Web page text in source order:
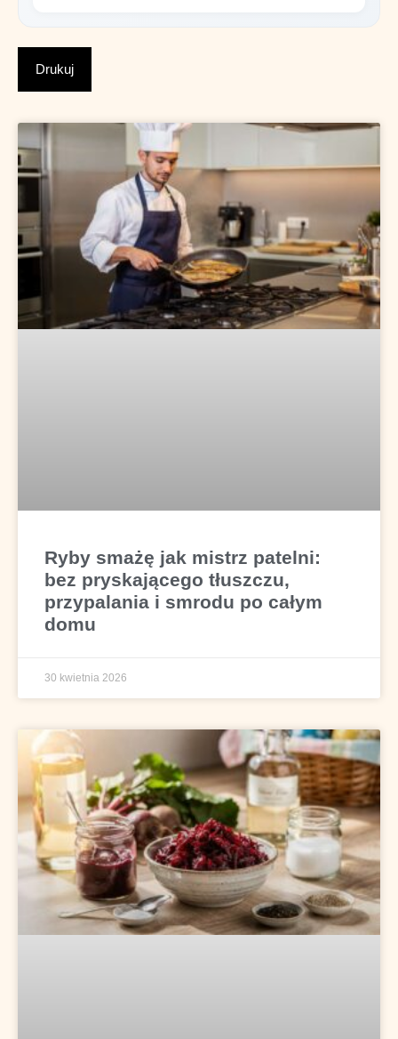
Ryby smażę jak mistrz patelni:
bez pryskającego tłuszczu,
przypalania i smrodu po całym
domu
30 kwietnia 2026
Drukuj